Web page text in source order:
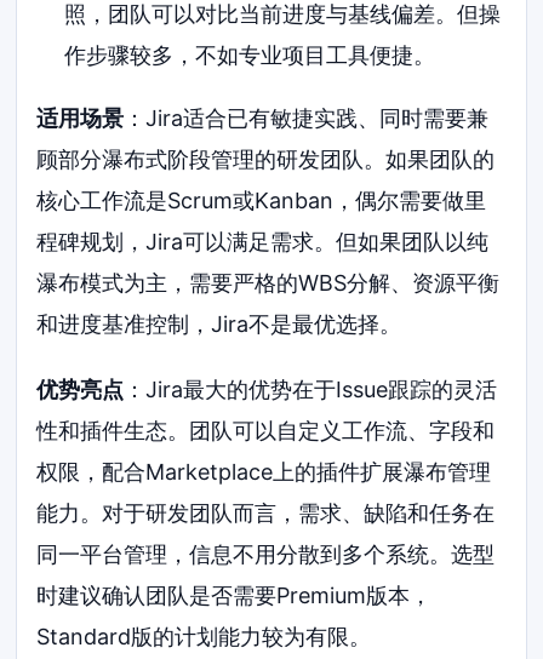
照，团队可以对比当前进度与基线偏差。但操
作步骤较多，不如专业项目工具便捷。
适用场景 ：Jira适合已有敏捷实践、同时需要兼
顾部分瀑布式阶段管理的研发团队。如果团队的
核心工作流是Scrum或Kanban，偶尔需要做里
程碑规划，Jira可以满足需求。但如果团队以纯
瀑布模式为主，需要严格的WBS分解、资源平衡
和进度基准控制，Jira不是最优选择。
优势亮点 ：Jira最大的优势在于Issue跟踪的灵活
性和插件生态。团队可以自定义工作流、字段和
权限，配合Marketplace上的插件扩展瀑布管理
能力。对于研发团队而言，需求、缺陷和任务在
同一平台管理，信息不用分散到多个系统。选型
时建议确认团队是否需要Premium版本，
Standard版的计划能力较为有限。